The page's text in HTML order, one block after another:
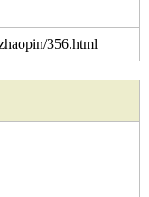
356.html